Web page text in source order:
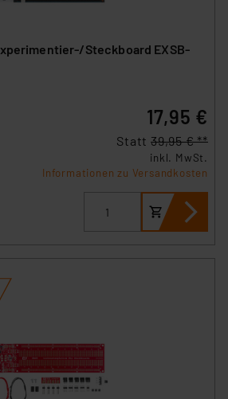
Steckboard EXSB-
17,95 €
Statt 39,95 € **
inkl. MwSt.
Informationen zu Versandkosten